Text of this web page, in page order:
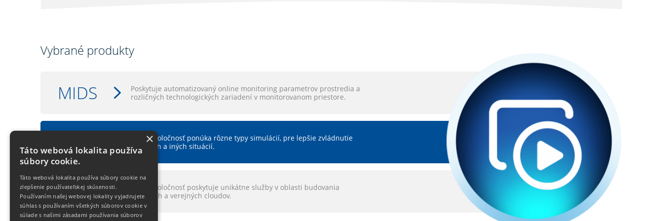
Vybrané produkty
MIDS
Poskytuje automatizovaný online monitoring parametrov prostredia a
rozličných technologických zariadení v monitorovanom priestore.
SIM
Naša spoločnosť ponúka rôzne typy simulácií, pre lepšie zvládnutie
krízových a iných situácií.
LXCloud
Naša spoločnosť poskytuje unikátne služby v oblasti budovania
interných a verejných cloudov.
×
Táto webová lokalita používa
súbory cookie.
Táto webová lokalita používa súbory cookie na
zlepšenie používateľskej skúsenosti.
Používaním našej webovej lokality vyjadrujete
súhlas s používaním všetkých súborov cookie v
súlade s našimi zásadami používania súborov